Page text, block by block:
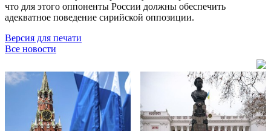
что для этого оппоненты России должны обеспечить
адекватное поведение сирийской оппозиции.
Версия для печати
Все новости